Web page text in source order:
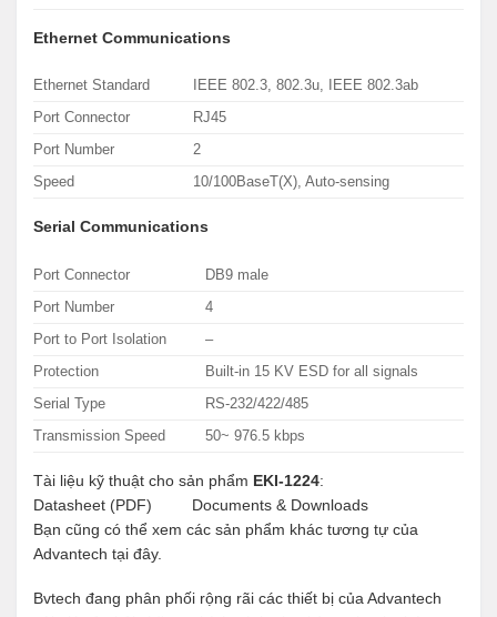
Ethernet Communications
Ethernet Standard IEEE 802.3, 802.3u, IEEE 802.3ab
Port Connector RJ45
Port Number 2
Speed 10/100BaseT(X), Auto-sensing
Serial Communications
Port Connector DB9 male
Port Number 4
Port to Port Isolation –
Protection Built-in 15 KV ESD for all signals
Serial Type RS-232/422/485
Transmission Speed 50~ 976.5 kbps
Tài liệu kỹ thuật cho sản phẩm EKI-1224:
Datasheet (PDF)
Documents & Downloads
Bạn cũng có thể xem các sản phẩm khác tương tự của
Advantech tại đây.
Bvtech đang phân phối rộng rãi các thiết bị của Advantech